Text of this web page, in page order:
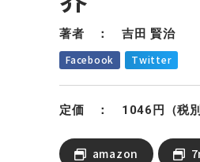
著者 ： 吉田 賢治
Facebook Twitter
定価 ： 1046円（税別
amazon